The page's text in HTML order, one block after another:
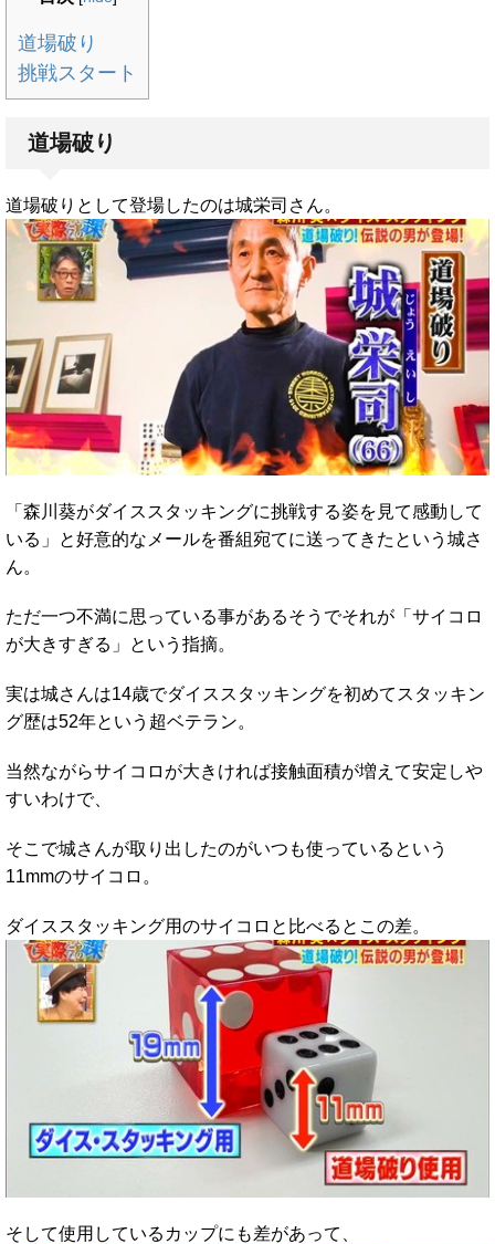
道場破り
挑戦スタート
道場破り
道場破りとして登場したのは城栄司さん。
「森川葵がダイススタッキングに挑戦する姿を見て感動して
いる」と好意的なメールを番組宛てに送ってきたという城さ
ん。
ただ一つ不満に思っている事があるそうでそれが「サイコロ
が大きすぎる」という指摘。
実は城さんは14歳でダイススタッキングを初めてスタッキン
グ歴は52年という超ベテラン。
当然ながらサイコロが大きければ接触面積が増えて安定しや
すいわけで、
そこで城さんが取り出したのがいつも使っているという
11mmのサイコロ。
ダイススタッキング用のサイコロと比べるとこの差。
そして使用しているカップにも差があって、